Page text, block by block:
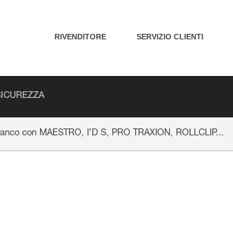
RIVENDITORE SERVIZIO CLIENTI
con MAESTRO, I’D S, PRO TRAXION, ROLLCLIP...